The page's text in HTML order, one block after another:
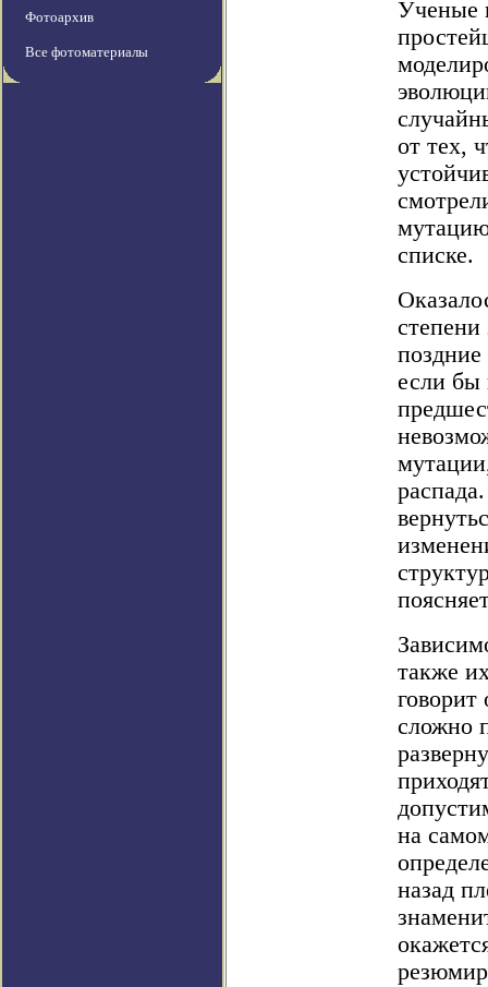
Фотоархив
Все фотоматериалы
Ученые
от тех,
списке.
степени
если бы
также
сложно
на
назад